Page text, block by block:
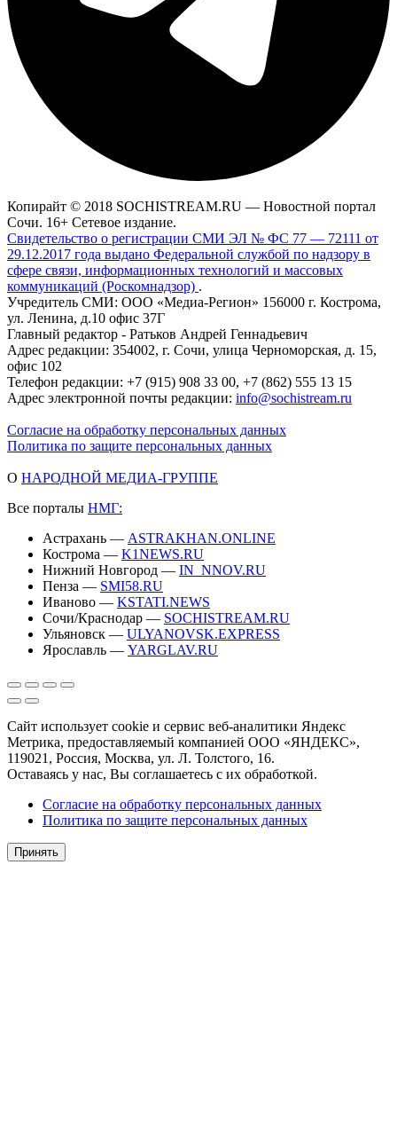
Копирайт © 2018 SOCHISTREAM.RU — Новостной портал
Сочи. 16+ Сетевое издание.
Свидетельство о регистрации СМИ ЭЛ № ФС 77 — 72111 от
29.12.2017 года выдано Федеральной службой по надзору в
сфере связи, информационных технологий и массовых
коммуникаций (Роскомнадзор) .
Учредитель СМИ: ООО «Медиа-Регион» 156000 г. Кострома,
ул. Ленина, д.10 офис 37Г
Главный редактор - Ратьков Андрей Геннадьевич
Адрес редакции: 354002, г. Сочи, улица Черноморская, д. 15,
офис 102
Телефон редакции: +7 (915) 908 33 00, +7 (862) 555 13 15
Адрес электронной почты редакции: info@sochistream.ru
Согласие на обработку персональных данных
Политика по защите персональных данных
О НАРОДНОЙ МЕДИА-ГРУППЕ
Все порталы НМГ:
Астрахань — ASTRAKHAN.ONLINE
Кострома — K1NEWS.RU
Нижний Новгород — IN_NNOV.RU
Пенза — SMI58.RU
Иваново — KSTATI.NEWS
Сочи/Краснодар — SOCHISTREAM.RU
Ульяновск — ULYANOVSK.EXPRESS
Ярославль — YARGLAV.RU
Сайт использует cookie и сервис веб-аналитики Яндекс
Метрика, предоставляемый компанией ООО «ЯНДЕКС»,
119021, Россия, Москва, ул. Л. Толстого, 16.
Оставаясь у нас, Вы соглашаетесь с их обработкой.
Согласие на обработку персональных данных
Политика по защите персональных данных
Принять